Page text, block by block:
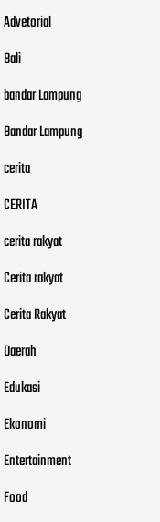
Advetorial
Bali
bandar Lampung
Bandar Lampung
cerita
CERITA
cerita rakyat
Cerita rakyat
Cerita Rakyat
Daerah
Edukasi
Ekonomi
Entertainment
Food